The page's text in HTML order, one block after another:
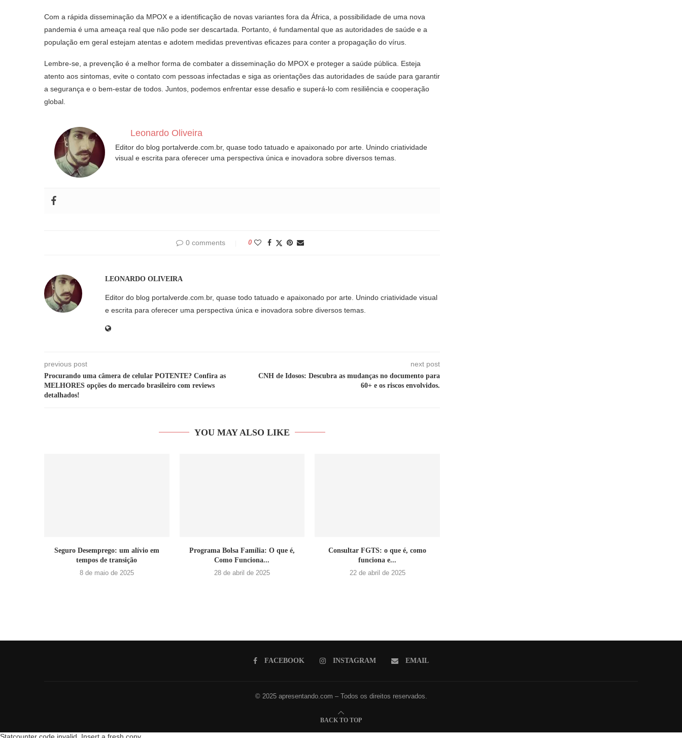
Com a rápida disseminação da MPOX e a identificação de novas variantes fora da África, a possibilidade de uma nova
pandemia é uma ameaça real que não pode ser descartada. Portanto, é fundamental que as autoridades de saúde e a
população em geral estejam atentas e adotem medidas preventivas eficazes para conter a propagação do vírus.
Lembre-se, a prevenção é a melhor forma de combater a disseminação do MPOX e proteger a saúde pública. Esteja
atento aos sintomas, evite o contato com pessoas infectadas e siga as orientações das autoridades de saúde para garantir
a segurança e o bem-estar de todos. Juntos, podemos enfrentar esse desafio e superá-lo com resiliência e cooperação
global.
Leonardo Oliveira
Editor do blog portalverde.com.br, quase todo tatuado e apaixonado por arte. Unindo criatividade
visual e escrita para oferecer uma perspectiva única e inovadora sobre diversos temas.
0 comments 0
LEONARDO OLIVEIRA
Editor do blog portalverde.com.br, quase todo tatuado e apaixonado por arte. Unindo criatividade visual
e escrita para oferecer uma perspectiva única e inovadora sobre diversos temas.
previous post
Procurando uma câmera de celular POTENTE? Confira as
MELHORES opções do mercado brasileiro com reviews
detalhados!
next post
CNH de Idosos: Descubra as mudanças no documento para
60+ e os riscos envolvidos.
YOU MAY ALSO LIKE
Seguro Desemprego: um alívio em
tempos de transição
8 de maio de 2025
Programa Bolsa Família: O que é,
Como Funciona...
28 de abril de 2025
Consultar FGTS: o que é, como
funciona e...
22 de abril de 2025
FACEBOOK INSTAGRAM EMAIL
© 2025 apresentando.com – Todos os direitos reservados.
BACK TO TOP